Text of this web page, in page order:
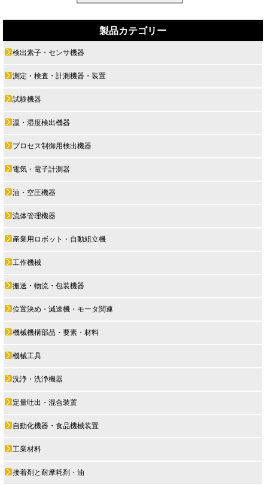
製品カテゴリー
検出素子・センサ機器
測定・検査・計測機器・装置
試験機器
温・湿度検出機器
プロセス制御用検出機器
電気・電子計測器
油・空圧機器
流体管理機器
産業用ロボット・自動組立機
工作機械
搬送・物流・包装機器
位置決め・減速機・モータ関連
機械機構部品・要素・材料
機械工具
洗浄・洗浄機器
定量吐出・混合装置
自動化機器・食品機械装置
工業材料
接着剤と耐摩耗剤・油